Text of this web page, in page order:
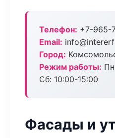
Телефон: +7-965-
Email:
Город:
Режим работы:
Сб: 10:00-15:00
Фасады и